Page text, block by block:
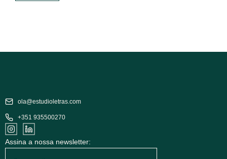
ola@estudioletras.com
+351 935500270
Assina a nossa newsletter: